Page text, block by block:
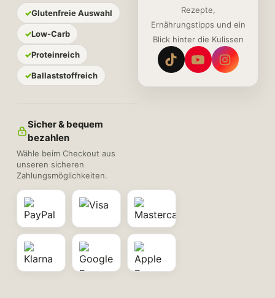
Glutenfreie Auswahl
Low-Carb
Proteinreich
Ballaststoffreich
Sicher & bequem
bezahlen
Wähle beim Checkout aus
unseren sicheren
Zahlungsmöglichkeiten.
Rezepte,
Ernährungstipps und ein
Blick hinter die Kulissen